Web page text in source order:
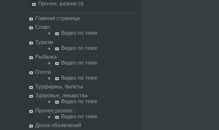
Прочее, разное [0]
Главная страница
Спорт
Видео по теме
Туризм
Видео по теме
Рыбалка
Видео по теме
Охота
Видео по теме
Турфирмы, билеты
Здоровье, лекарства
Видео по теме
Прочее,разное...
Видео по теме
Доска объявлений